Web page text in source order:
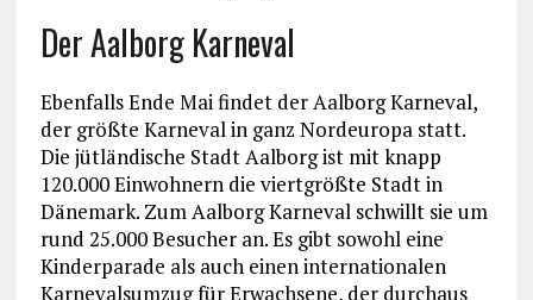
Der Aalborg Karneval
Ebenfalls Ende Mai findet der Aalborg Karneval,
der größte Karneval in ganz Nordeuropa statt.
Die jütländische Stadt Aalborg ist mit knapp
120.000 Einwohnern die viertgrößte Stadt in
Dänemark. Zum Aalborg Karneval schwillt sie um
rund 25.000 Besucher an. Es gibt sowohl eine
Kinderparade als auch einen internationalen
Karnevalsumzug für Erwachsene, der durchaus